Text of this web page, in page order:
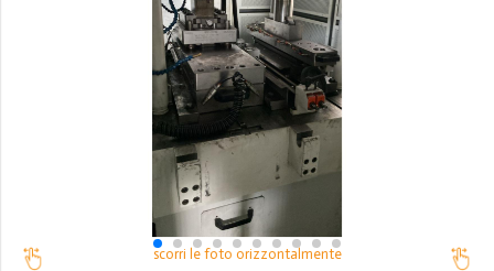
scorri le foto orizzontalmente